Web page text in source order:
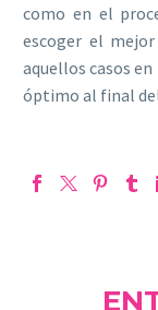
como en el
escoger el
aquellos casos
óptimo al final